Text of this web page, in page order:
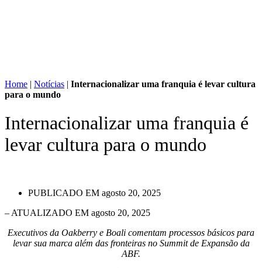
Home | Notícias | Internacionalizar uma franquia é levar cultura
para o mundo
Internacionalizar uma franquia é
levar cultura para o mundo
PUBLICADO EM agosto 20, 2025
– ATUALIZADO EM agosto 20, 2025
Executivos da Oakberry e Boali comentam processos básicos para
levar sua marca além das fronteiras no Summit de Expansão da
ABF.